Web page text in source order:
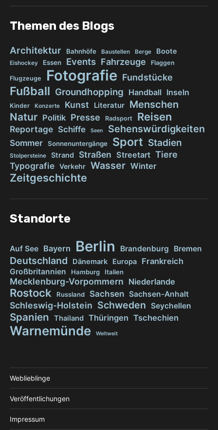
Themen des Blogs
Architektur Bahnhöfe Baustellen Berge Boote
Eishockey Essen Events Fahrzeuge Flaggen
Flugzeuge Fotografie Fundstücke
Fußball Groundhopping Handball Inseln
Kinder Konzerte Kunst Literatur Menschen
Natur Politik Presse Radsport Reisen
Reportage Schiffe Seen Sehenswürdigkeiten
Sommer Sonnenuntergänge Sport Stadien
Stolpersteine Strand Straßen Streetart Tiere
Typografie Verkehr Wasser Winter
Zeitgeschichte
Standorte
Auf See Bayern Berlin Brandenburg Bremen
Deutschland Dänemark Europa Frankreich
Großbritannien Hamburg Italien
Mecklenburg-Vorpommern Niederlande
Rostock Russland Sachsen Sachsen-Anhalt
Schleswig-Holstein Schweden Seychellen
Spanien Thailand Thüringen Tschechien
Warnemünde Weltweit
Weblieblinge
Veröffentlichungen
Impressum